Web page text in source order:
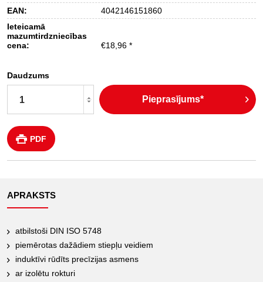
EAN:
4042146151860
Ieteicamā
mazumtirdzniecības
cena:
€18,96 *
Daudzums
Pieprasījums*
PDF
APRAKSTS
atbilstoši DIN ISO 5748
piemērotas dažādiem stiepļu veidiem
induktīvi rūdīts precīzijas asmens
ar izolētu rokturi